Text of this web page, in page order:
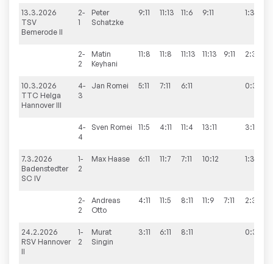
13.3.2026
TSV
Bemerode II
2-
1
Peter
Schatzke
9:11 11:13 11:6 9:11 1:3
2-
2
Matin
Keyhani
11:8 11:8 11:13 11:13 9:11 2:3
10.3.2026
TTC Helga
Hannover III
4-
3
Jan Romei 5:11 7:11 6:11 0:3
4-
4
Sven Romei 11:5 4:11 11:4 13:11 3:1
7.3.2026
Badenstedter
SC IV
1-
2
Max Haase 6:11 11:7 7:11 10:12 1:3
2-
2
Andreas
Otto
4:11 11:5 8:11 11:9 7:11 2:3
24.2.2026
RSV Hannover
II
1-
2
Murat
Singin
3:11 6:11 8:11 0:3